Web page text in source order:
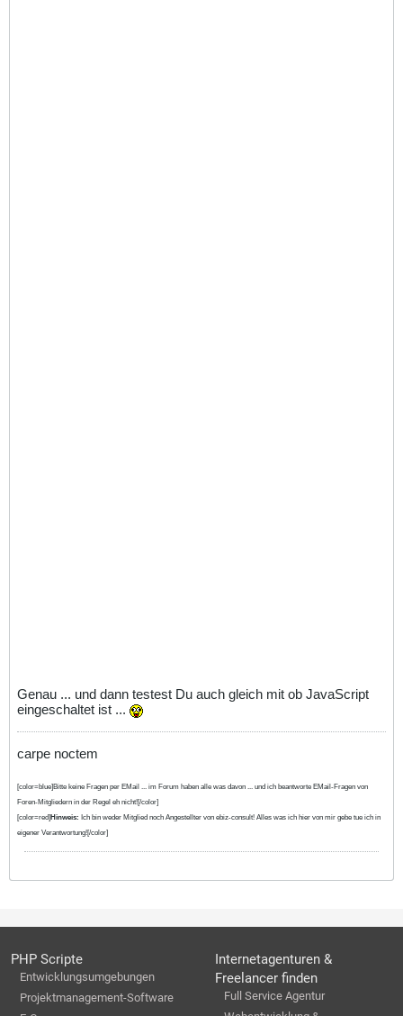
Genau ... und dann testest Du auch gleich mit ob JavaScript
eingeschaltet ist ...
carpe noctem
[color=blue]Bitte keine Fragen per EMail ... im Forum haben alle was davon ... und ich beantworte EMail-Fragen von
Foren-Mitgliedern in der Regel eh nicht![/color]
[color=red]Hinweis: Ich bin weder Mitglied noch Angestellter von ebiz-consult! Alles was ich hier von mir gebe tue ich in
eigener Verantwortung![/color]
PHP Scripte
Entwicklungsumgebungen
Projektmanagement-Software
Internetagenturen &
Freelancer finden
Full Service Agentur